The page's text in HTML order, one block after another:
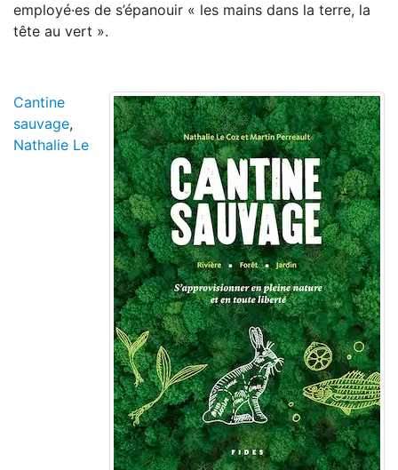
employé·es de s’épanouir « les mains dans la terre, la
tête au vert ».
Cantine
sauvage,
Nathalie Le